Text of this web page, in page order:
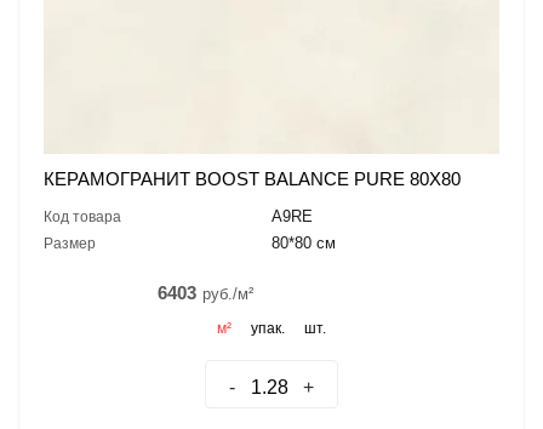
КЕРАМОГРАНИТ BOOST BALANCE PURE 80X80
Код товара A9RE
Размер 80*80 см
6403 руб./м²
м² упак. шт.
- +